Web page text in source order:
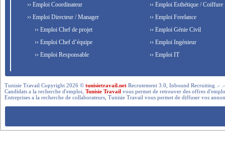
›› Emploi Coordinateur
›› Emploi Directeur / Manager
›› Emploi Chef de projet
›› Emploi Chef d’équipe
›› Emploi Responsable
›› Emploi Esthétique / Coiffure
›› Emploi Freelance
›› Emploi Génie Civil
›› Emploi Ingénieur
›› Emploi IT
Tunisie Travail Copyright 2026 ©tunisietravail.net Recrutement 3.0, Inbound Recruiting .-
Candidats a la recherche d'emploi,Tunisie Travail vous permet de retrouver des offres
Entreprises a la recherche de collaborateurs, Tunisie Travail vous permet de diffuser vos